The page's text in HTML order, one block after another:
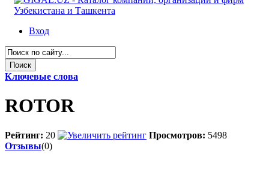
Вход
Ключевые слова
ROTOR
Рейтинг: 20 Просмотров: 5498
Отзывы(0)